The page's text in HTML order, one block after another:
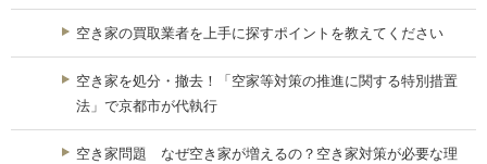
空き家の買取業者を上手に探すポイントを教えてください
空き家を処分・撤去！「空家等対策の推進に関する特別措置
法」で京都市が代執行
空き家問題 なぜ空き家が増えるの？空き家対策が必要な理